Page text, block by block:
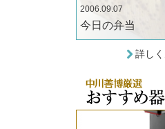
2006.09.07
今日の弁当
詳し